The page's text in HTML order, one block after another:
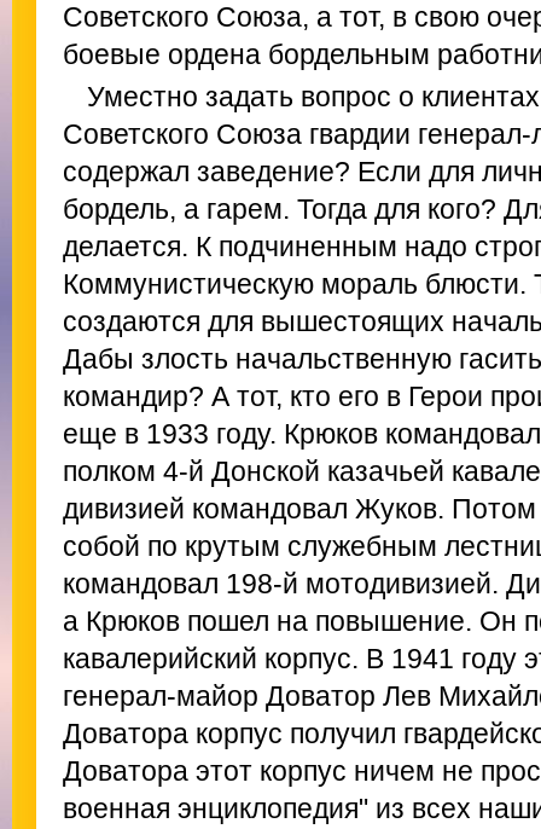
Советского Союза, а тот, в свою
боевые ордена бордельным
Уместно задать вопрос о
Советского Союза гвардии
содержал заведение? Если для
бордель, а гарем. Тогда для кого?
делается. К подчиненным надо
Коммунистическую мораль блюсти.
создаются для вышестоящих
Дабы злость начальственную
командир? А тот, кто его в Герои
еще в 1933 году. Крюков
полком 4-й Донской казачьей
дивизией командовал Жуков.
собой по крутым служебным
командовал 198-й мотодивизией.
а Крюков пошел на повышение. Он
кавалерийский корпус. В 1941 году
генерал-майор Доватор Лев
Доватора корпус получил
Доватора этот корпус ничем не
военная энциклопедия" из всех